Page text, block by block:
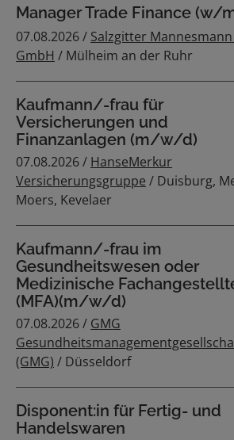
Manager Trade Finance (w/
07.08.2026 / Salzgitter
GmbH / Mülheim an der Ruhr
Kaufmann/-frau für
Versicherungen und
Finanzanlagen (m/w/d)
07.08.2026 / HanseMerkur
Versicherungsgruppe / Duisburg,
Moers, Kevelaer
Kaufmann/-frau im
Gesundheitswesen oder
Medizinische
(MFA)(m/w/d)
07.08.2026 / GMG
(GMG) / Düsseldorf
Disponent:in für Fertig- und
Handelswaren